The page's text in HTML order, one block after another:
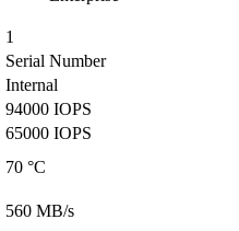
1
Serial Number
Internal
94000 IOPS
65000 IOPS
70 °C
560 MB/s